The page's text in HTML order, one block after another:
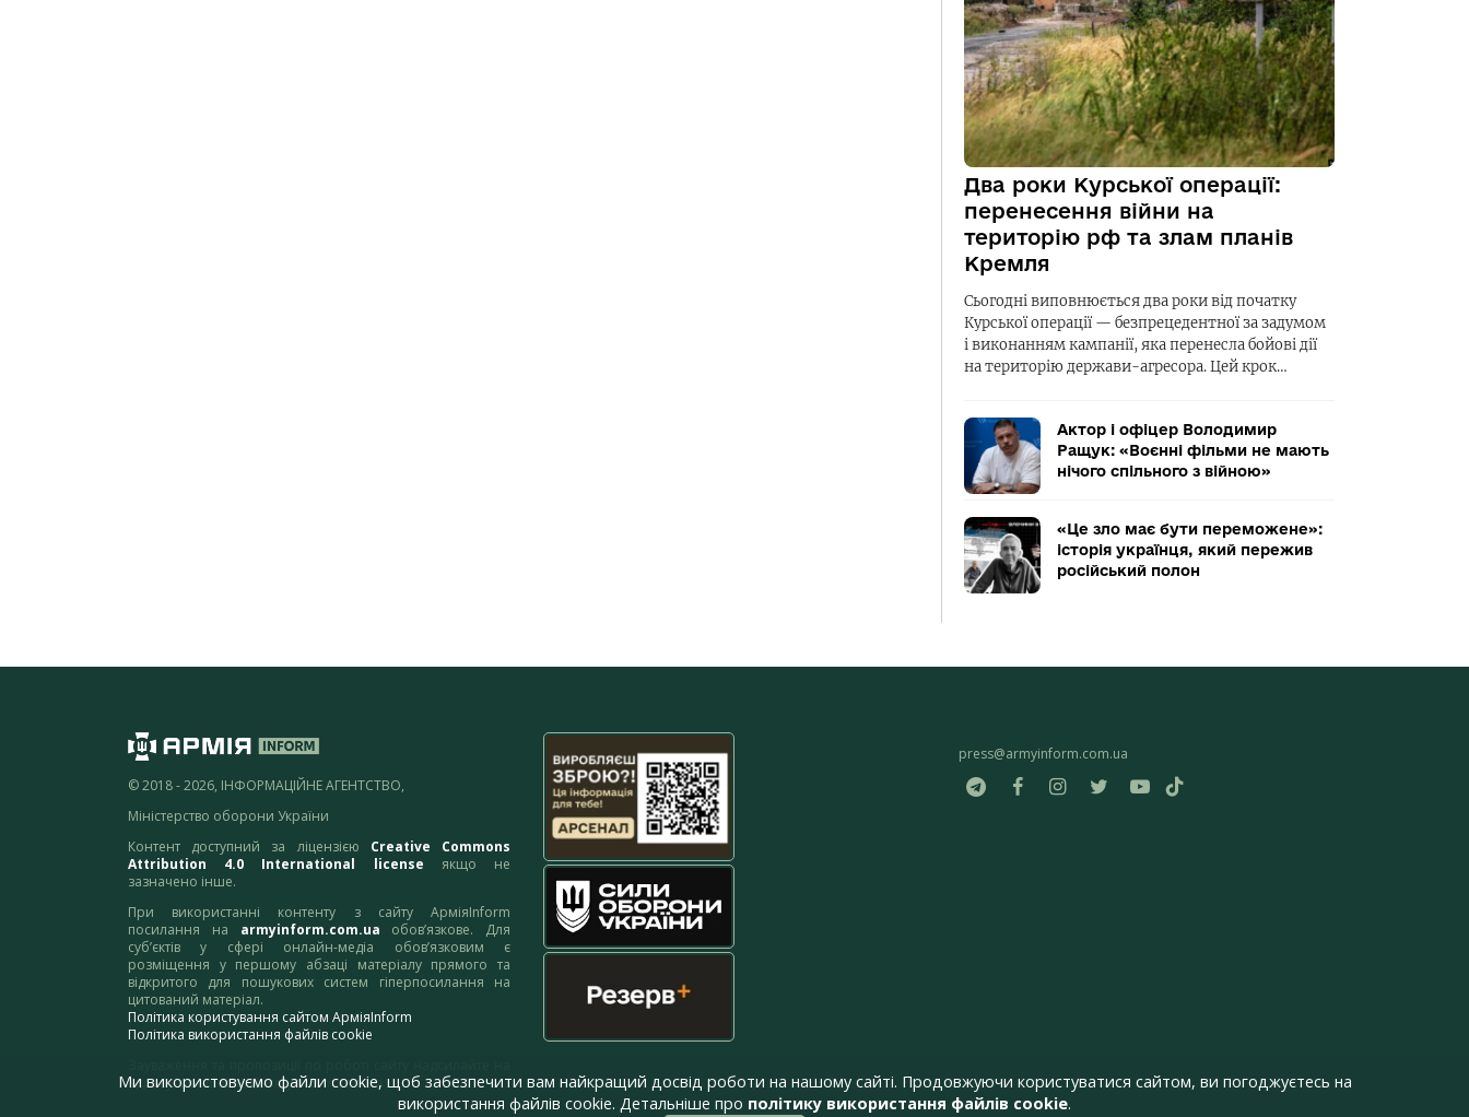
Два роки Курської операції:
перенесення війни на
територію рф та злам планів
Кремля
Сьогодні виповнюється два роки від початку
Курської операції — безпрецедентної за задумом
і виконанням кампанії, яка перенесла бойові дії
на територію держави-агресора. Цей крок…
Актор і офіцер Володимир
Ращук: «Воєнні фільми не мають
нічого спільного з війною»
«Це зло має бути переможене»:
історія українця, який пережив
російський полон
© 2018 - 2026, ІНФОРМАЦІЙНЕ АГЕНТСТВО,
Міністерство оборони України
Контент доступний за ліцензією Creative Commons
Attribution 4.0 International license якщо не
зазначено інше.
При використанні контенту з сайту АрміяInform
посилання на armyinform.com.ua обов’язкове. Для
суб’єктів у сфері онлайн-медіа обов’язковим є
розміщення у першому абзаці матеріалу прямого та
відкритого для пошукових систем гіперпосилання на
цитований матеріал.
Політика користування сайтом АрміяInform
Політика використання файлів cookie
адресу:webmaster@armyinform.com.ua
press@armyinform.com.ua
Ми використовуємо файли cookie, щоб забезпечити вам найкращий досвід роботи на нашому сайті. Продовжуючи користуватися сайтом, ви погоджуєтесь на
використання файлів cookie. Детальніше про політику використання файлів cookie.